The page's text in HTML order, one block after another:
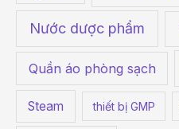
Nước dược phẩm
Quần áo phòng sạch
Steam thiết bị GMP